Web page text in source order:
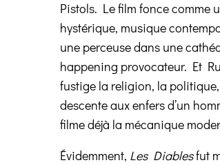
Pistols. Le film fonce comme
hystérique, musique
une perceuse dans une
happening provocateur. Et
fustige la religion, la
descente aux enfers d’un
filme déjà la mécanique
Évidemment, Les Diablesfut